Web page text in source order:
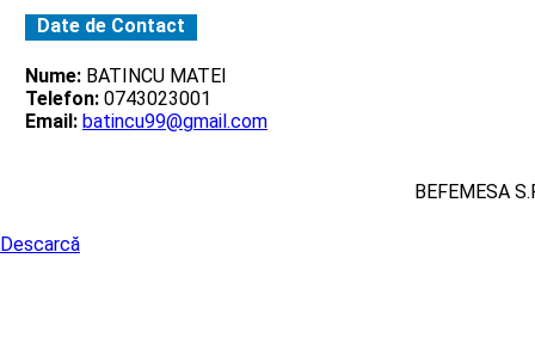
Date de Contact
Nume: BATINCU MATEI
Telefon: 0743023001
Email: batincu99@gmail.com
BEFEMESA
Descarcă